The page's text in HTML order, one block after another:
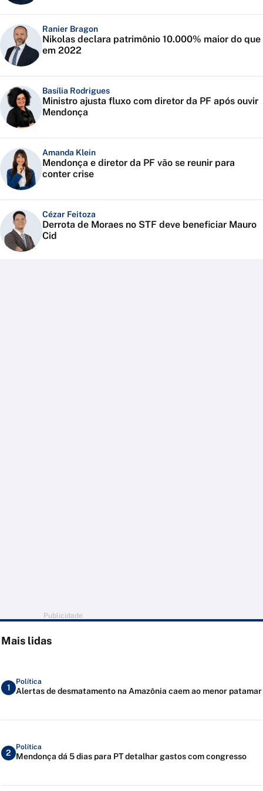
Ranier Bragon
Nikolas declara patrimônio 10.000% maior do que
em 2022
Basília Rodrigues
Ministro ajusta fluxo com diretor da PF após ouvir
Mendonça
Amanda Klein
Mendonça e diretor da PF vão se reunir para
conter crise
Cézar Feitoza
Derrota de Moraes no STF deve beneficiar Mauro
Cid
Publicidade
Mais lidas
1
Política
Alertas de desmatamento na Amazônia caem ao menor patamar
2
Política
Mendonça dá 5 dias para PT detalhar gastos com congresso